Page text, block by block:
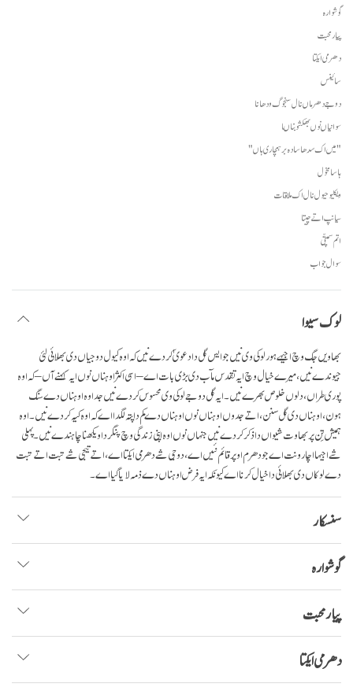
گوشوارہ
پیار محبت
دھرمی ایکتا
سائینس
دوجے دھرماں نال سنجوگ ودھانا
سوانیاں نوں بھکشو بناںا
"میں اک سدھا سادہ برہمچاری ہاں"
ہاسا مخول
ویکلیو حیول نال اک ملاقات
سیانپ اتے چیتا
اتم سمپتّی
سوال جواب
لوک سیوا
بھاویں جگ وچ اجیہے ہور لوکی وی نیں جو ایس گل دا دعویٰ کردے نیں کہ اوہ کیول دوجیاں دی بھلائی لئی
جیوندے نیں، میرے خیال وچ ایہ تقدس مآب دی بڑی بات اے – اسی اکثر اوہناں نوں ایہ کہنے آں – کہ اوہ
پوری طراں، دلوں خلوص بھرے نیں۔ ایہ گل دوجے لوکی وی محسوس کردے نیں جد اوہ اوہناں دے سنگ
ہون، اوہناں دی گل سنن، اتے جدوں اوہناں نوں اوہناں دے کم دا پتہ لگدا اے کہ اوہ کیہ کردے نیں۔ اوہ
ہمیش تِن پربھاوت شیواں دا ذکر کردے نیں جنہاں نوں اوہ اپنی زندگی وچ پنگردا ویکھنا چاہندے نیں۔ پہلی
شے اجیہا اچار ونت اے جو دھرم اوپر قائم نئیں اے، دوجی شے دھرمی ایکتا اے، اتے تیجی شے تبت اتے تبت
دے لوکاں دی بھلائی دا خیال کرنا اے کیونکہ ایہ فرض اوہناں دے ذمہ لایا گیا اے۔
سنسکار
گوشوارہ
پیار محبت
دھرمی ایکتا